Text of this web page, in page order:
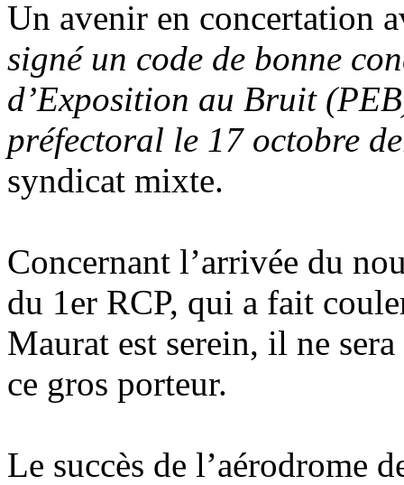
Un avenir en concertation
signé un code de bonne
d’Exposition au Bruit
préfectoral le 17 octobre
syndicat mixte.
Concernant l’arrivée du
du 1er RCP, qui a fait
Maurat est serein, il ne
ce gros porteur.
Le succès de l’aérodrome